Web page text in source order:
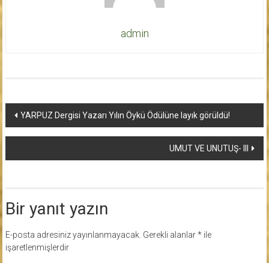
admin
Yazı
dolaşımı
YARPUZ Dergisi Yazarı Yılın Öykü Ödülüne layık görüldü!
UMUT VE UNUTUŞ- III
Bir yanıt yazın
E-posta adresiniz yayınlanmayacak. Gerekli alanlar*ile
işaretlenmişlerdir